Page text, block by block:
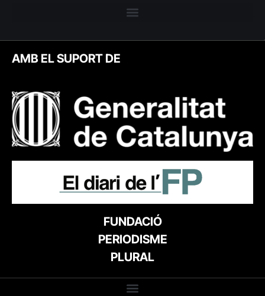
AMB EL SUPORT DE
FUNDACIÓ
PERIODISME
PLURAL